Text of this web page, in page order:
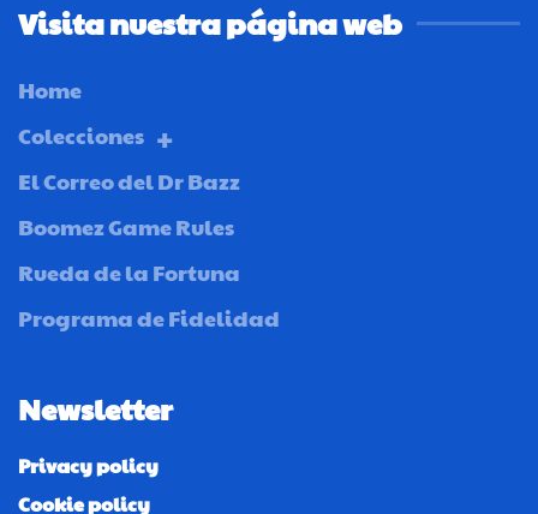
Visita nuestra página web
Home
Colecciones
El Correo del Dr Bazz
Boomez Game Rules
Rueda de la Fortuna
Programa de Fidelidad
Newsletter
Privacy policy
Cookie policy